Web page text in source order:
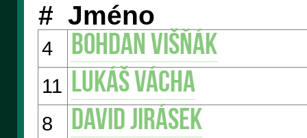
# Jméno
4 Bohdan VIŠŇÁK
11 Lukáš VÁCHA
8 David JIRÁSEK